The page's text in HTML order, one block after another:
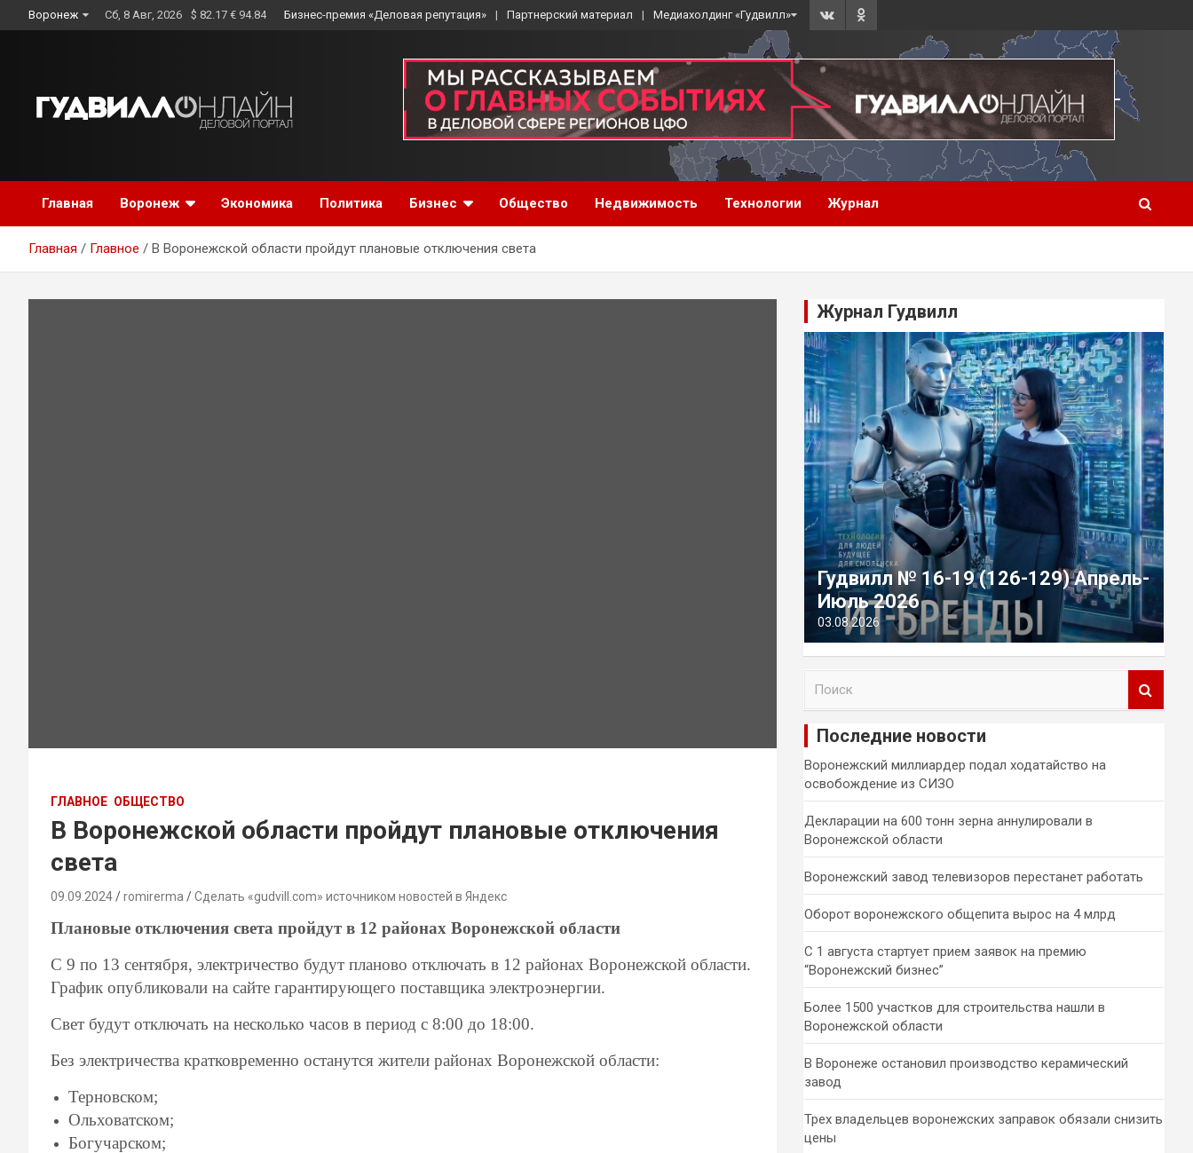
to
Воронеж Сб, 8 Авг, 2026 $ 82.17 € 94.84 Бизнес-премия «Деловая репутация» Партнерский материал Медиахолдинг «Гудвилл»
Главная Воронеж Экономика Политика Бизнес Общество Недвижимость Технологии Журнал
Главная Главное В Воронежской области пройдут плановые отключения света
ГЛАВНОЕ ОБЩЕСТВО
В Воронежской области пройдут плановые отключения
света
09.09.2024 romirerma Сделать «gudvill.com» источником новостей в Яндекс
Плановые отключения света пройдут в 12 районах Воронежской области
С 9 по 13 сентября, электричество будут планово отключать в 12 районах Воронежской области.
График опубликовали на сайте гарантирующего поставщика электроэнергии.
Свет будут отключать на несколько часов в период с 8:00 до 18:00.
Без электричества кратковременно останутся жители районах Воронежской области:
Терновском;
Ольховатском;
Богучарском;
Журнал Гудвилл
Гудвилл № 16-19 (126-129) Апрель-
Июль 2026
03.08.2026
и
Последние новости
Воронежский миллиардер подал ходатайство на
освобождение из СИЗО
Декларации на 600 тонн зерна аннулировали в
Воронежской области
Воронежский завод телевизоров перестанет работать
Оборот воронежского общепита вырос на 4 млрд
С 1 августа стартует прием заявок на премию
“Воронежский бизнес”
Более 1500 участков для строительства нашли в
Воронежской области
В Воронеже остановил производство керамический
завод
Трех владельцев воронежских заправок обязали снизить
цены